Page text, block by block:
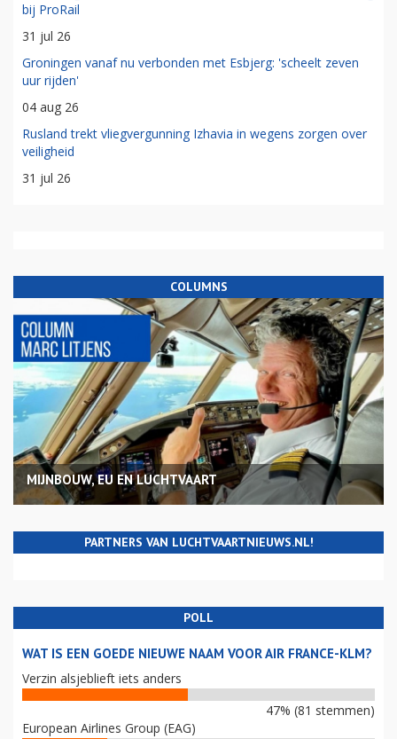
bij ProRail
31 jul 26
Groningen vanaf nu verbonden met Esbjerg: 'scheelt zeven
uur rijden'
04 aug 26
Rusland trekt vliegvergunning Izhavia in wegens zorgen over
veiligheid
31 jul 26
COLUMNS
MIJNBOUW, EU EN LUCHTVAART
PARTNERS VAN LUCHTVAARTNIEUWS.NL!
POLL
WAT IS EEN GOEDE NIEUWE NAAM VOOR AIR FRANCE-KLM?
Verzin alsjeblieft iets anders
47% (81 stemmen)
European Airlines Group (EAG)